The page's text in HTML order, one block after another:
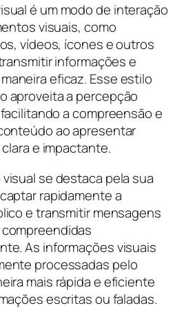
é um modo de interação
visuais, como
vídeos, ícones e outros
informações e
eficaz. Esse estilo
aproveita a percepção
a compreensão e
ao apresentar
e impactante.
se destaca pela sua
rapidamente a
e transmitir mensagens
As informações visuais
processadas pelo
mais rápida e eficiente
escritas ou faladas.